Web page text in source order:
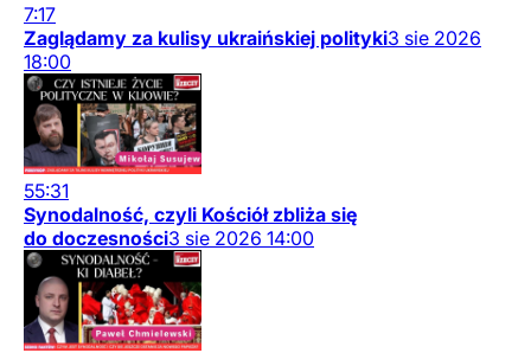
7:17
Zaglądamy za kulisy ukraińskiej polityki3 sie 2026
18:00
55:31
Synodalność, czyli Kościół zbliża się
do doczesności3 sie 2026 14:00